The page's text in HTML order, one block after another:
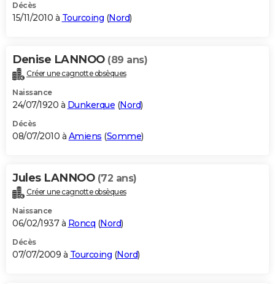
Décès
15/11/2010 à Tourcoing (Nord)
Denise LANNOO (89 ans)
Créer une cagnotte obsèques
Naissance
24/07/1920 à Dunkerque (Nord)
Décès
08/07/2010 à Amiens (Somme)
Jules LANNOO (72 ans)
Créer une cagnotte obsèques
Naissance
06/02/1937 à Roncq (Nord)
Décès
07/07/2009 à Tourcoing (Nord)